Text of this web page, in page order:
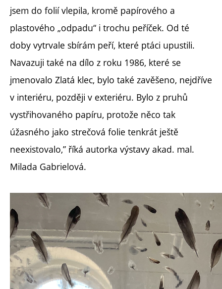
jsem do folií vlepila, kromě papírového a
plastového „odpadu“ i trochu peříček. Od té
doby vytrvale sbírám peří, které ptáci upustili.
Navazuji také na dílo z roku 1986, které se
jmenovalo Zlatá klec, bylo také zavěšeno, nejdříve
v interiéru, později v exteriéru. Bylo z pruhů
vystřihovaného papíru, protože něco tak
úžasného jako strečová folie tenkrát ještě
neexistovalo,” říká autorka výstavy akad. mal.
Milada Gabrielová.